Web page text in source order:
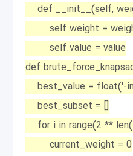
def __init__(self,
self.weight =
self.value = value
def
best_value = float('-
best_subset = []
for i in range(2 **
current_weight = 0